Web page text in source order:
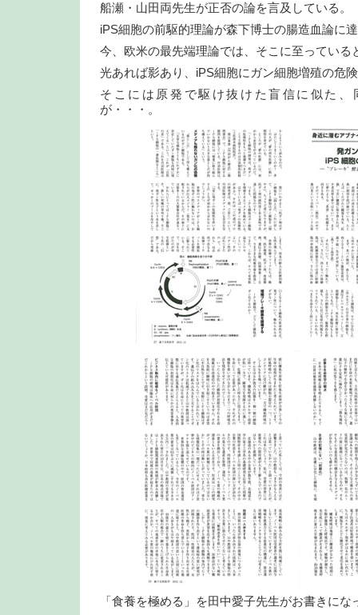
船瀬・山田両先生が正否の論を言及している。
iPS細胞の前駆的理論が森下博士の腸造血論に
今、欧米の最先端理論では、そこに至っている
光あれば影あり、iPS細胞にガン細胞増殖の危
そこには原発で駆け抜けた盲信に似た、
が・・・。
「食養を極める」を田中愛子先生がお書きに